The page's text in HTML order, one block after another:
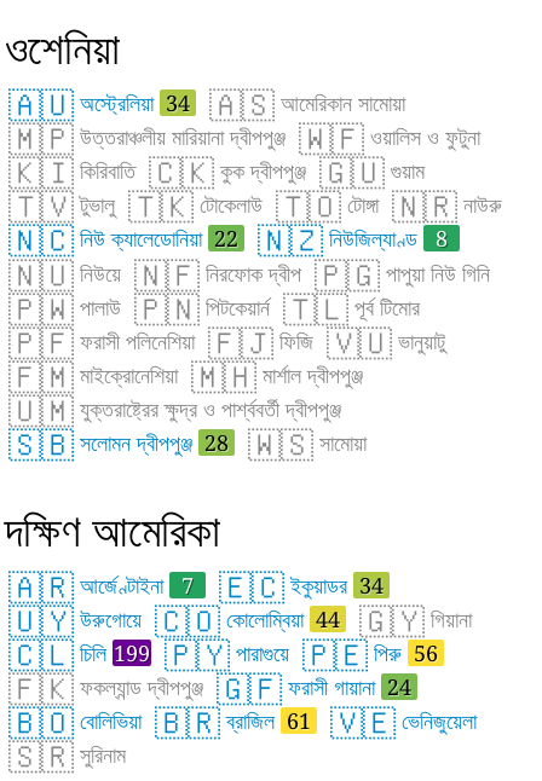
ওশেনিয়া
🇦🇺 অস্ট্রেলিয়া 34 🇦🇸 আমেরিকান সামোয়া
🇲🇵 উত্তরাঞ্চলীয় মারিয়ানা দ্বীপপুঞ্জ 🇼🇫 ওয়ালিস ও ফুটুনা
🇰🇮 কিরিবাতি 🇨🇰 কুক দ্বীপপুঞ্জ 🇬🇺 গুয়াম
🇹🇻টুভালু 🇹🇰 টোকেলাউ 🇹🇴 টোঙ্গা 🇳🇷 নাউরু
🇳🇨 নিউ ক্যালেডোনিয়া 22 🇳🇿 নিউজিল্যাণ্ড 8
🇳🇺 নিউয়ে 🇳🇫 নিরফোক দ্বীপ 🇵🇬 পাপুয়া নিউ গিনি
🇵🇼 পালাউ 🇵🇳 পিটকেয়ার্ন 🇹🇱 পূর্ব টিমোর
🇵🇫 ফরাসী পলিনেশিয়া 🇫🇯 ফিজি 🇻🇺 ভানুয়াটু
🇫🇲 মাইক্রোনেশিয়া 🇲🇭 মার্শাল দ্বীপপুঞ্জ
🇺🇲 যুক্তরাষ্ট্রের ক্ষুদ্র ও পার্শ্ববর্তী দ্বীপপুঞ্জ
🇸🇧 সলোমন দ্বীপপুঞ্জ 28 🇼🇸 সামোয়া
দক্ষিণ আমেরিকা
🇦🇷 আর্জেণ্টাইনা 7 🇪🇨ইকুয়াডর 34
🇺🇾 উরুগোয়ে 🇨🇴 কোলোম্বিয়া 44 🇬🇾 গিয়ানা
🇨🇱 চিলি 199 🇵🇾 পারাগুয়ে 🇵🇪 পিরু 56
🇫🇰 ফকল্যান্ড দ্বীপপুঞ্জ 🇬🇫 ফরাসী গায়ানা 24
🇧🇴 বোলিভিয়া 🇧🇷ব্রাজিল 61 🇻🇪 ভেনিজুয়েলা
🇸🇷 সুরিনাম